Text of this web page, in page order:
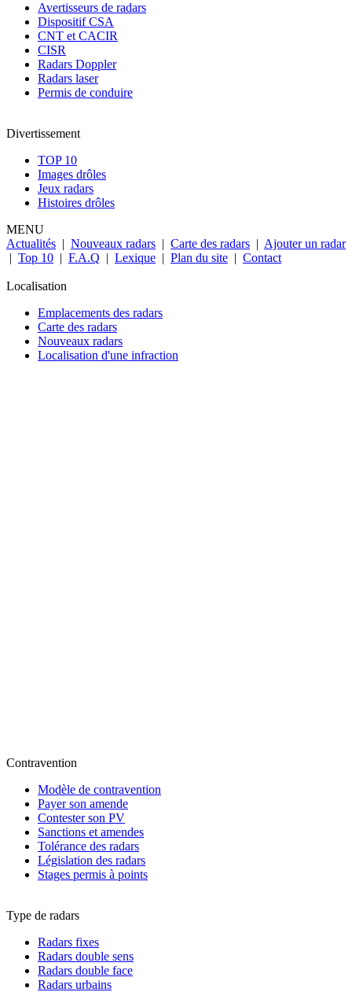
Avertisseurs de radars
Dispositif CSA
CNT et CACIR
CISR
Radars Doppler
Radars laser
Permis de conduire
Divertissement
TOP 10
Images drôles
Jeux radars
Histoires drôles
MENU
Actualités | Nouveaux radars | Carte des radars | Ajouter un radar
| Top 10 | F.A.Q | Lexique | Plan du site | Contact
Localisation
Emplacements des radars
Carte des radars
Nouveaux radars
Localisation d'une infraction
Contravention
Modèle de contravention
Payer son amende
Contester son PV
Sanctions et amendes
Tolérance des radars
Législation des radars
Stages permis à points
Type de radars
Radars fixes
Radars double sens
Radars double face
Radars urbains